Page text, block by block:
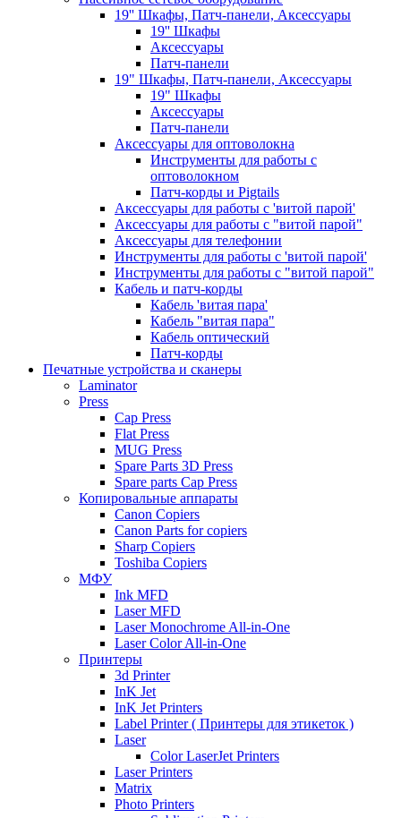
19'' Шкафы, Патч-панели, Аксессуары
19'' Шкафы
Аксессуары
Патч-панели
19" Шкафы, Патч-панели, Аксессуары
19" Шкафы
Аксессуары
Патч-панели
Аксессуары для оптоволокна
Инструменты для работы с
оптоволокном
Патч-корды и Pigtails
Аксессуары для работы с 'витой парой'
Аксессуары для работы с "витой парой"
Аксессуары для телефонии
Инструменты для работы с 'витой парой'
Инструменты для работы с "витой парой"
Кабель и патч-корды
Кабель 'витая пара'
Кабель "витая пара"
Кабель оптический
Патч-корды
Печатные устройства и сканеры
Laminator
Press
Cap Press
Flat Press
MUG Press
Spare Parts 3D Press
Spare parts Cap Press
Копировальные аппараты
Canon Copiers
Canon Parts for copiers
Sharp Copiers
Toshiba Copiers
МФУ
Ink MFD
Laser MFD
Laser Monochrome All-in-One
Laser Color All-in-One
Принтеры
3d Printer
InK Jet
InK Jet Printers
Label Printer ( Принтеры для этикеток )
Laser
Color LaserJet Printers
Laser Printers
Matrix
Photo Printers